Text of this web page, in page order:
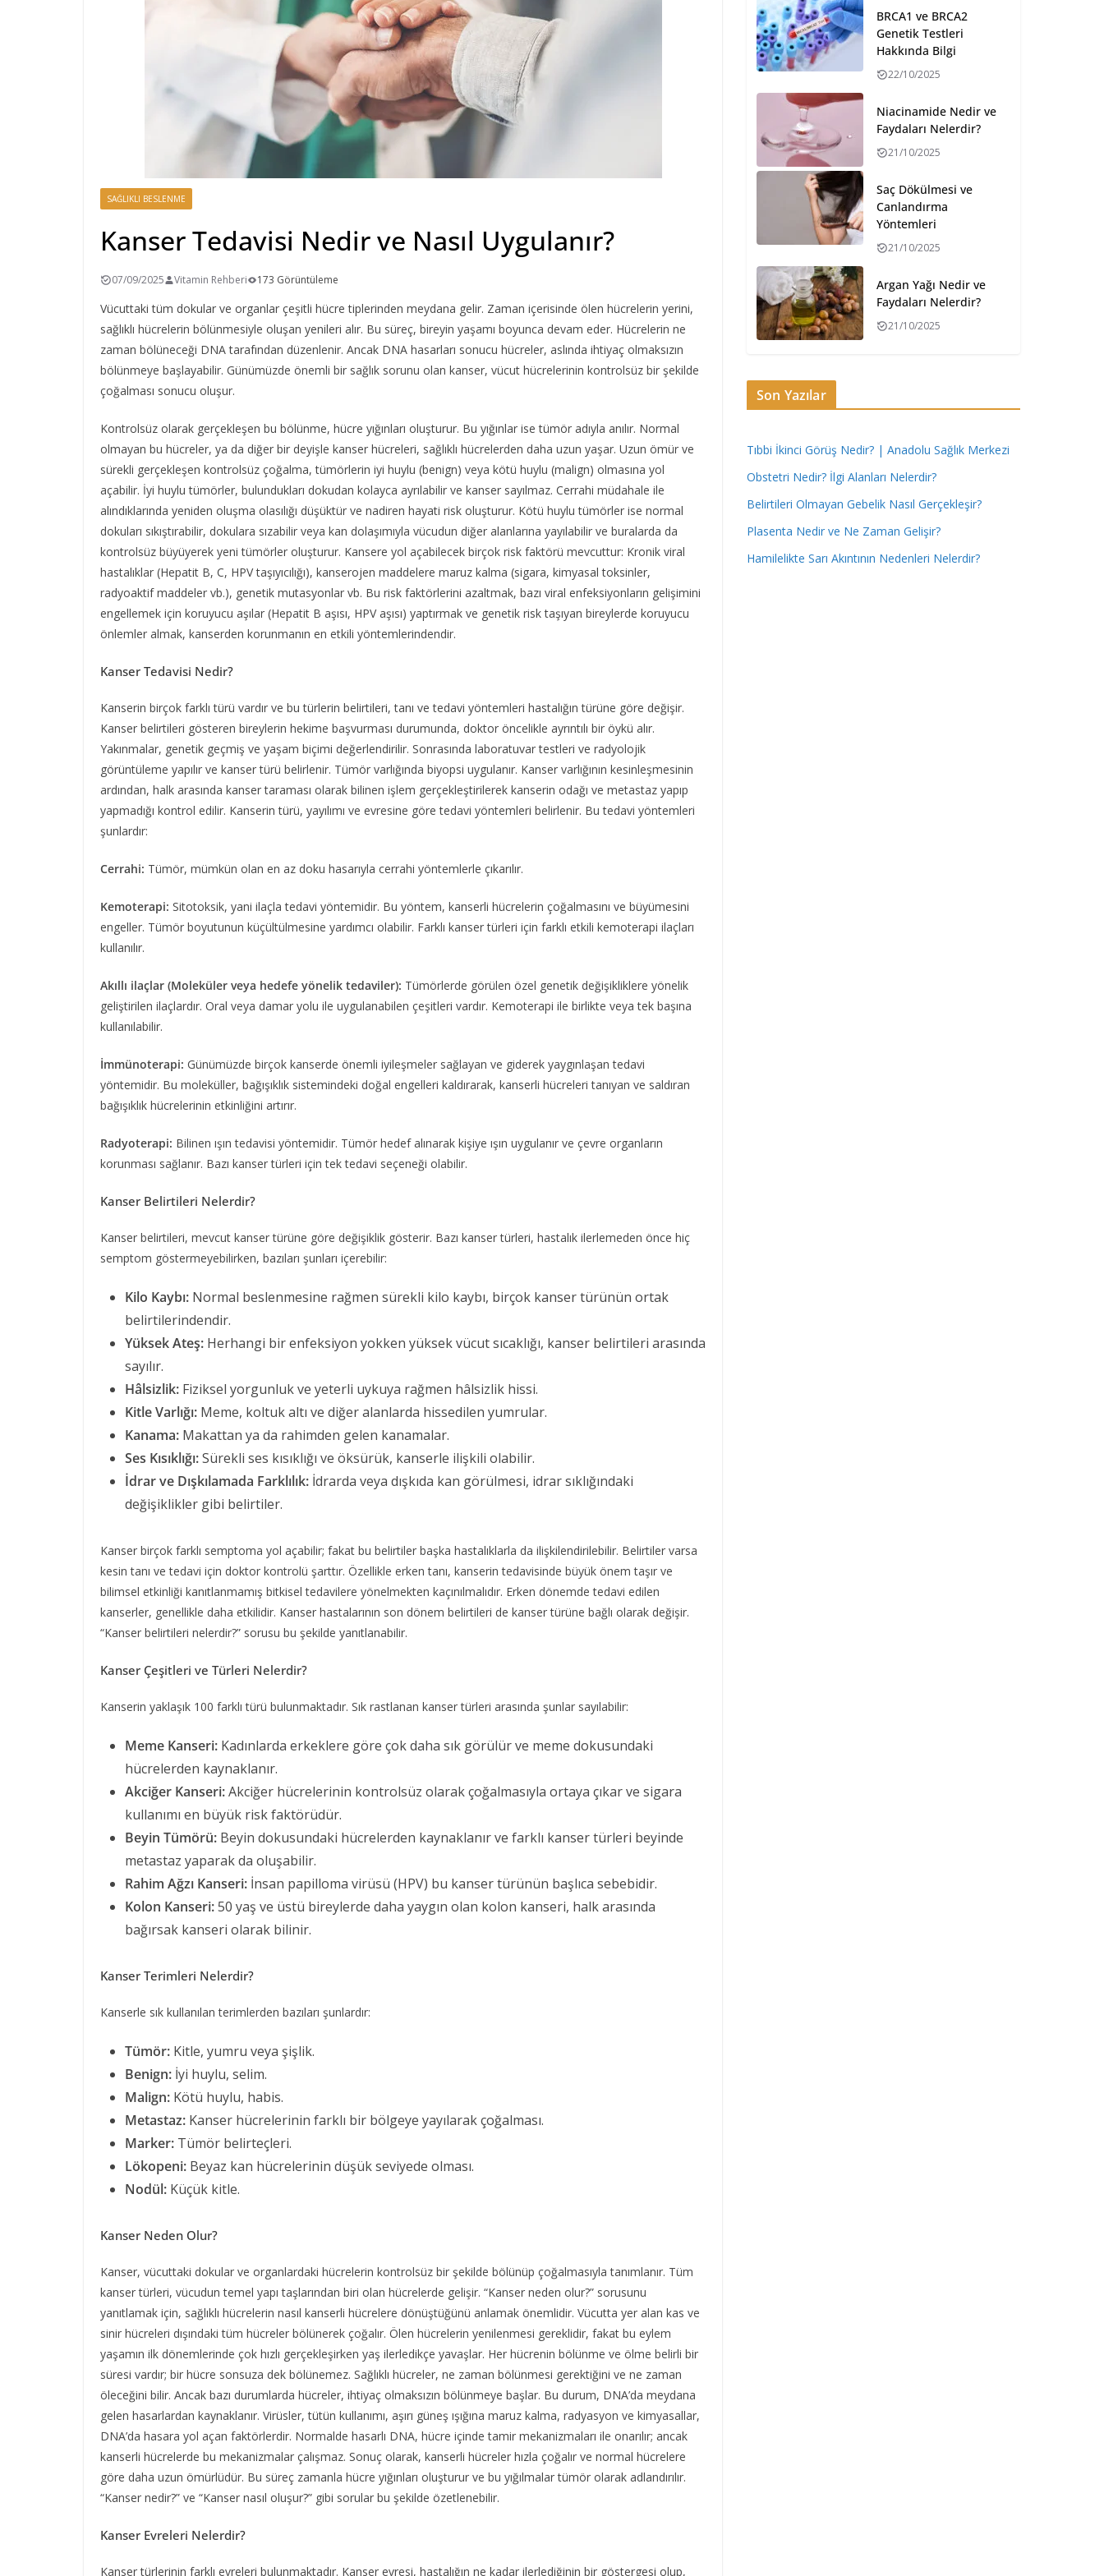
SAĞLIKLI BESLENME
Kanser Tedavisi Nedir ve Nasıl Uygulanır?
07/09/2025 Vitamin Rehberi 173 Görüntüleme
Vücuttaki tüm dokular ve organlar çeşitli hücre tiplerinden meydana gelir. Zaman içerisinde ölen hücrelerin yerini,
sağlıklı hücrelerin bölünmesiyle oluşan yenileri alır. Bu süreç, bireyin yaşamı boyunca devam eder. Hücrelerin ne
zaman bölüneceği DNA tarafından düzenlenir. Ancak DNA hasarları sonucu hücreler, aslında ihtiyaç olmaksızın
bölünmeye başlayabilir. Günümüzde önemli bir sağlık sorunu olan kanser, vücut hücrelerinin kontrolsüz bir şekilde
çoğalması sonucu oluşur.
Kontrolsüz olarak gerçekleşen bu bölünme, hücre yığınları oluşturur. Bu yığınlar ise tümör adıyla anılır. Normal
olmayan bu hücreler, ya da diğer bir deyişle kanser hücreleri, sağlıklı hücrelerden daha uzun yaşar. Uzun ömür ve
sürekli gerçekleşen kontrolsüz çoğalma, tümörlerin iyi huylu (benign) veya kötü huylu (malign) olmasına yol
açabilir. İyi huylu tümörler, bulundukları dokudan kolayca ayrılabilir ve kanser sayılmaz. Cerrahi müdahale ile
alındıklarında yeniden oluşma olasılığı düşüktür ve nadiren hayati risk oluşturur. Kötü huylu tümörler ise normal
dokuları sıkıştırabilir, dokulara sızabilir veya kan dolaşımıyla vücudun diğer alanlarına yayılabilir ve buralarda da
kontrolsüz büyüyerek yeni tümörler oluşturur. Kansere yol açabilecek birçok risk faktörü mevcuttur: Kronik viral
hastalıklar (Hepatit B, C, HPV taşıyıcılığı), kanserojen maddelere maruz kalma (sigara, kimyasal toksinler,
radyoaktif maddeler vb.), genetik mutasyonlar vb. Bu risk faktörlerini azaltmak, bazı viral enfeksiyonların gelişimini
engellemek için koruyucu aşılar (Hepatit B aşısı, HPV aşısı) yaptırmak ve genetik risk taşıyan bireylerde koruyucu
önlemler almak, kanserden korunmanın en etkili yöntemlerindendir.
Kanser Tedavisi Nedir?
Kanserin birçok farklı türü vardır ve bu türlerin belirtileri, tanı ve tedavi yöntemleri hastalığın türüne göre değişir.
Kanser belirtileri gösteren bireylerin hekime başvurması durumunda, doktor öncelikle ayrıntılı bir öykü alır.
Yakınmalar, genetik geçmiş ve yaşam biçimi değerlendirilir. Sonrasında laboratuvar testleri ve radyolojik
görüntüleme yapılır ve kanser türü belirlenir. Tümör varlığında biyopsi uygulanır. Kanser varlığının kesinleşmesinin
ardından, halk arasında kanser taraması olarak bilinen işlem gerçekleştirilerek kanserin odağı ve metastaz yapıp
yapmadığı kontrol edilir. Kanserin türü, yayılımı ve evresine göre tedavi yöntemleri belirlenir. Bu tedavi yöntemleri
şunlardır:
Cerrahi: Tümör, mümkün olan en az doku hasarıyla cerrahi yöntemlerle çıkarılır.
Kemoterapi: Sitotoksik, yani ilaçla tedavi yöntemidir. Bu yöntem, kanserli hücrelerin çoğalmasını ve büyümesini
engeller. Tümör boyutunun küçültülmesine yardımcı olabilir. Farklı kanser türleri için farklı etkili kemoterapi ilaçları
kullanılır.
Akıllı ilaçlar (Moleküler veya hedefe yönelik tedaviler): Tümörlerde görülen özel genetik değişikliklere yönelik
geliştirilen ilaçlardır. Oral veya damar yolu ile uygulanabilen çeşitleri vardır. Kemoterapi ile birlikte veya tek başına
kullanılabilir.
İmmünoterapi: Günümüzde birçok kanserde önemli iyileşmeler sağlayan ve giderek yaygınlaşan tedavi
yöntemidir. Bu moleküller, bağışıklık sistemindeki doğal engelleri kaldırarak, kanserli hücreleri tanıyan ve saldıran
bağışıklık hücrelerinin etkinliğini artırır.
Radyoterapi: Bilinen ışın tedavisi yöntemidir. Tümör hedef alınarak kişiye ışın uygulanır ve çevre organların
korunması sağlanır. Bazı kanser türleri için tek tedavi seçeneği olabilir.
Kanser Belirtileri Nelerdir?
Kanser belirtileri, mevcut kanser türüne göre değişiklik gösterir. Bazı kanser türleri, hastalık ilerlemeden önce hiç
semptom göstermeyebilirken, bazıları şunları içerebilir:
Kilo Kaybı: Normal beslenmesine rağmen sürekli kilo kaybı, birçok kanser türünün ortak
belirtilerindendir.
Yüksek Ateş: Herhangi bir enfeksiyon yokken yüksek vücut sıcaklığı, kanser belirtileri arasında
sayılır.
Hâlsizlik: Fiziksel yorgunluk ve yeterli uykuya rağmen hâlsizlik hissi.
Kitle Varlığı: Meme, koltuk altı ve diğer alanlarda hissedilen yumrular.
Kanama: Makattan ya da rahimden gelen kanamalar.
Ses Kısıklığı:Sürekli ses kısıklığı ve öksürük, kanserle ilişkili olabilir.
İdrar ve Dışkılamada Farklılık: İdrarda veya dışkıda kan görülmesi, idrar sıklığındaki
değişiklikler gibi belirtiler.
Kanser birçok farklı semptoma yol açabilir; fakat bu belirtiler başka hastalıklarla da ilişkilendirilebilir. Belirtiler varsa
kesin tanı ve tedavi için doktor kontrolü şarttır. Özellikle erken tanı, kanserin tedavisinde büyük önem taşır ve
bilimsel etkinliği kanıtlanmamış bitkisel tedavilere yönelmekten kaçınılmalıdır. Erken dönemde tedavi edilen
kanserler, genellikle daha etkilidir. Kanser hastalarının son dönem belirtileri de kanser türüne bağlı olarak değişir.
“Kanser belirtileri nelerdir?” sorusu bu şekilde yanıtlanabilir.
Kanser Çeşitleri ve Türleri Nelerdir?
Kanserin yaklaşık 100 farklı türü bulunmaktadır. Sık rastlanan kanser türleri arasında şunlar sayılabilir:
Meme Kanseri: Kadınlarda erkeklere göre çok daha sık görülür ve meme dokusundaki
hücrelerden kaynaklanır.
Akciğer Kanseri:Akciğer hücrelerinin kontrolsüz olarak çoğalmasıyla ortaya çıkar ve sigara
kullanımı en büyük risk faktörüdür.
Beyin Tümörü: Beyin dokusundaki hücrelerden kaynaklanır ve farklı kanser türleri beyinde
metastaz yaparak da oluşabilir.
Rahim Ağzı Kanseri: İnsan papilloma virüsü (HPV) bu kanser türünün başlıca sebebidir.
Kolon Kanseri:50 yaş ve üstü bireylerde daha yaygın olan kolon kanseri, halk arasında
bağırsak kanseri olarak bilinir.
Kanser Terimleri Nelerdir?
Kanserle sık kullanılan terimlerden bazıları şunlardır:
Tümör: Kitle, yumru veya şişlik.
Benign: İyi huylu, selim.
Malign: Kötü huylu, habis.
Metastaz: Kanser hücrelerinin farklı bir bölgeye yayılarak çoğalması.
Marker: Tümör belirteçleri.
Lökopeni: Beyaz kan hücrelerinin düşük seviyede olması.
Nodül: Küçük kitle.
Kanser Neden Olur?
Kanser, vücuttaki dokular ve organlardaki hücrelerin kontrolsüz bir şekilde bölünüp çoğalmasıyla tanımlanır. Tüm
kanser türleri, vücudun temel yapı taşlarından biri olan hücrelerde gelişir. “Kanser neden olur?” sorusunu
yanıtlamak için, sağlıklı hücrelerin nasıl kanserli hücrelere dönüştüğünü anlamak önemlidir. Vücutta yer alan kas ve
sinir hücreleri dışındaki tüm hücreler bölünerek çoğalır. Ölen hücrelerin yenilenmesi gereklidir, fakat bu eylem
yaşamın ilk dönemlerinde çok hızlı gerçekleşirken yaş ilerledikçe yavaşlar. Her hücrenin bölünme ve ölme belirli bir
süresi vardır; bir hücre sonsuza dek bölünemez. Sağlıklı hücreler, ne zaman bölünmesi gerektiğini ve ne zaman
öleceğini bilir. Ancak bazı durumlarda hücreler, ihtiyaç olmaksızın bölünmeye başlar. Bu durum, DNA’da meydana
gelen hasarlardan kaynaklanır. Virüsler, tütün kullanımı, aşırı güneş ışığına maruz kalma, radyasyon ve kimyasallar,
DNA’da hasara yol açan faktörlerdir. Normalde hasarlı DNA, hücre içinde tamir mekanizmaları ile onarılır; ancak
kanserli hücrelerde bu mekanizmalar çalışmaz. Sonuç olarak, kanserli hücreler hızla çoğalır ve normal hücrelere
göre daha uzun ömürlüdür. Bu süreç zamanla hücre yığınları oluşturur ve bu yığılmalar tümör olarak adlandırılır.
“Kanser nedir?” ve “Kanser nasıl oluşur?” gibi sorular bu şekilde özetlenebilir.
Kanser Evreleri Nelerdir?
Kanser türlerinin farklı evreleri bulunmaktadır. Kanser evresi, hastalığın ne kadar ilerlediğinin bir göstergesi olup,
BRCA1 ve BRCA2
Genetik Testleri
Hakkında Bilgi
22/10/2025
Niacinamide Nedir ve
Faydaları Nelerdir?
21/10/2025
Saç Dökülmesi ve
Canlandırma
Yöntemleri
21/10/2025
Argan Yağı Nedir ve
Faydaları Nelerdir?
21/10/2025
Son Yazılar
Tıbbi İkinci Görüş Nedir? | Anadolu Sağlık Merkezi
Obstetri Nedir? İlgi Alanları Nelerdir?
Belirtileri Olmayan Gebelik Nasıl Gerçekleşir?
Plasenta Nedir ve Ne Zaman Gelişir?
Hamilelikte Sarı Akıntının Nedenleri Nelerdir?